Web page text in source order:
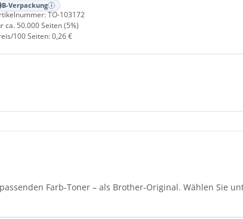
B-Verpackung i
TO-103172
ca. 50.000 Seiten (5%)
100 Seiten: 0,26 €
Farb-Toner – als Brother-Original. Wählen Sie